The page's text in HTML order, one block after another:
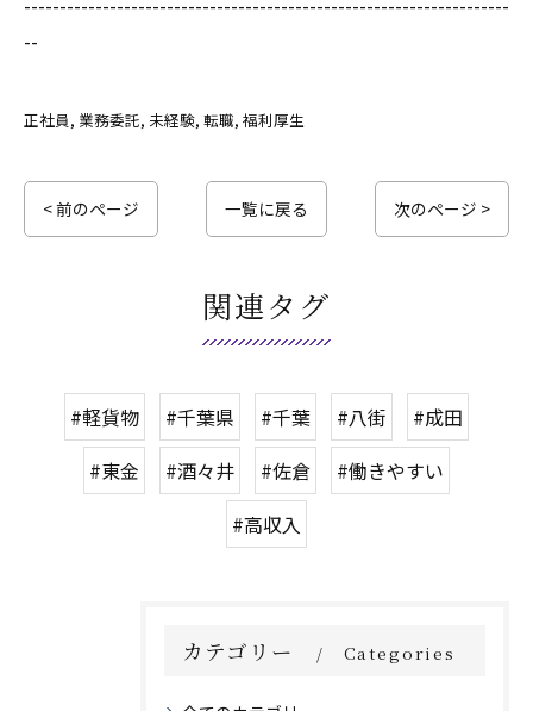
--
正社員 業務委託 未経験 転職 福利厚生
< 前のページ 一覧に戻る 次のページ >
関連タグ
#軽貨物 #千葉県 #千葉 #八街
#成田
#東金
#酒々井 #佐倉
#働きやすい
#高収入
カテゴリー Categories